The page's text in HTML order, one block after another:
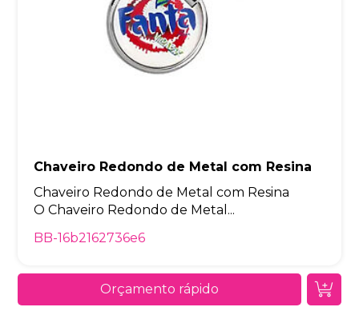
Chaveiro Redondo de Metal com Resina
Chaveiro Redondo de Metal com Resina
O Chaveiro Redondo de Metal...
BB-16b2162736e6
Orçamento rápido